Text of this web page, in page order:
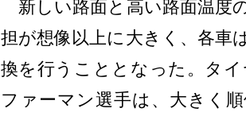
新しい路面と高い路面温度
担が想像以上に大きく、各車
換を行うこととなった。タ
ファーマン選手は、大きく